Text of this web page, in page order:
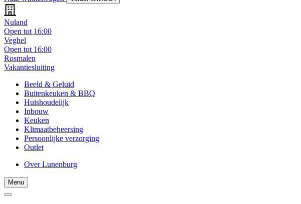
Nuland
Open tot 16:00
Veghel
Open tot 16:00
Rosmalen
Vakantiesluiting
Beeld & Geluid
Buitenkeuken & BBQ
Huishoudelijk
Inbouw
Keuken
Klimaatbeheersing
Persoonlijke verzorging
Outlet
Over Lunenburg
Menu